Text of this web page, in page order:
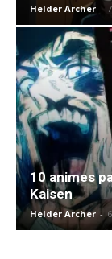
Helder Archer -
10 animes
Kaisen
Helder Archer -